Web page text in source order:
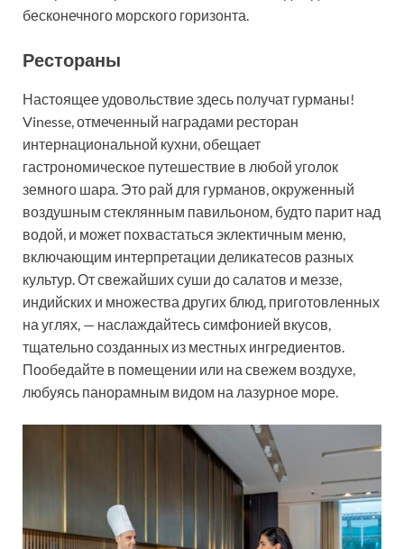
бесконечного морского горизонта.
Рестораны
Настоящее удовольствие здесь получат гурманы!
Vinesse, отмеченный наградами ресторан
интернациональной кухни, обещает
гастрономическое путешествие в любой уголок
земного шара. Это рай для гурманов, окруженный
воздушным стеклянным павильоном, будто парит над
водой, и может похвастаться эклектичным меню,
включающим интерпретации деликатесов разных
культур. От свежайших суши до салатов и меззе,
индийских и множества других блюд, приготовленных
на углях, — наслаждайтесь симфонией вкусов,
тщательно созданных из местных ингредиентов.
Пообедайте в помещении или на свежем воздухе,
любуясь панорамным видом на лазурное море.